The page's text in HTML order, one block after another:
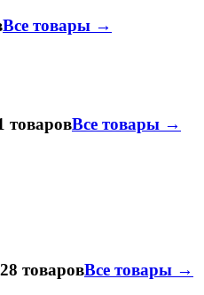
Все товары →
товаровВсе товары →
28 товаровВсе товары →